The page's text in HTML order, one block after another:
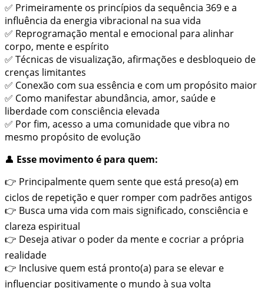
✅ Primeiramente os princípios da sequência 369 e a
influência da energia vibracional na sua vida
✅ Reprogramação mental e emocional para alinhar
corpo, mente e espírito
✅ Técnicas de visualização, afirmações e desbloqueio de
crenças limitantes
✅ Conexão com sua essência e com um propósito maior
✅ Como manifestar abundância, amor, saúde e
liberdade com consciência elevada
✅ Por fim, acesso a uma comunidade que vibra no
mesmo propósito de evolução
👤 Esse movimento é para quem:
👉 Principalmente quem sente que está preso(a) em
ciclos de repetição e quer romper com padrões antigos
👉 Busca uma vida com mais significado, consciência e
clareza espiritual
👉 Deseja ativar o poder da mente e cocriar a própria
realidade
👉 Inclusive quem está pronto(a) para se elevar e
influenciar positivamente o mundo à sua volta